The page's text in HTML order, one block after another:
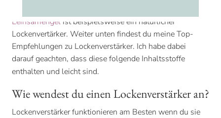
Leinsamengelist beispielsweise ein natürlicher
Lockenvertärker. Weiter unten findest du meine Top-
Empfehlungen zu Lockenverstärker. Ich habe dabei
darauf geachten, dass diese folgende Inhaltsstoffe
enthalten und leicht sind.
Wie wendest du einen Lockenverstärker an?
Lockenverstärker funktionieren am Besten wenn du sie